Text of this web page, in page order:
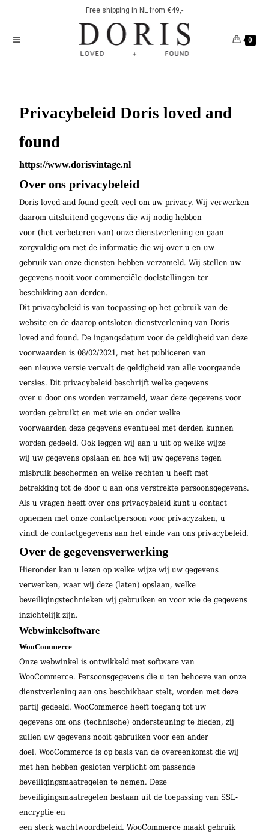
Free shipping in NL from €49,-
0
Privacybeleid Doris loved and
found
https://www.dorisvintage.nl
Over ons privacybeleid
Doris loved and found geeft veel om uw privacy. Wij verwerken
daarom uitsluitend gegevens die wij nodig hebben
voor (het verbeteren van) onze dienstverlening en gaan
zorgvuldig om met de informatie die wij over u en uw
gebruik van onze diensten hebben verzameld. Wij stellen uw
gegevens nooit voor commerciële doelstellingen ter
beschikking aan derden.
Dit privacybeleid is van toepassing op het gebruik van de
website en de daarop ontsloten dienstverlening van Doris
loved and found. De ingangsdatum voor de geldigheid van deze
voorwaarden is 08/02/2021, met het publiceren van
een nieuwe versie vervalt de geldigheid van alle voorgaande
versies. Dit privacybeleid beschrijft welke gegevens
over u door ons worden verzameld, waar deze gegevens voor
worden gebruikt en met wie en onder welke
voorwaarden deze gegevens eventueel met derden kunnen
worden gedeeld. Ook leggen wij aan u uit op welke wijze
wij uw gegevens opslaan en hoe wij uw gegevens tegen
misbruik beschermen en welke rechten u heeft met
betrekking tot de door u aan ons verstrekte persoonsgegevens.
Als u vragen heeft over ons privacybeleid kunt u contact
opnemen met onze contactpersoon voor privacyzaken, u
vindt de contactgegevens aan het einde van ons privacybeleid.
Over de gegevensverwerking
Hieronder kan u lezen op welke wijze wij uw gegevens
verwerken, waar wij deze (laten) opslaan, welke
beveiligingstechnieken wij gebruiken en voor wie de gegevens
inzichtelijk zijn.
Webwinkelsoftware
WooCommerce
Onze webwinkel is ontwikkeld met software van
WooCommerce. Persoonsgegevens die u ten behoeve van onze
dienstverlening aan ons beschikbaar stelt, worden met deze
partij gedeeld. WooCommerce heeft toegang tot uw
gegevens om ons (technische) ondersteuning te bieden, zij
zullen uw gegevens nooit gebruiken voor een ander
doel. WooCommerce is op basis van de overeenkomst die wij
met hen hebben gesloten verplicht om passende
beveiligingsmaatregelen te nemen. Deze
beveiligingsmaatregelen bestaan uit de toepassing van SSL-
encryptie en
een sterk wachtwoordbeleid. WooCommerce maakt gebruik